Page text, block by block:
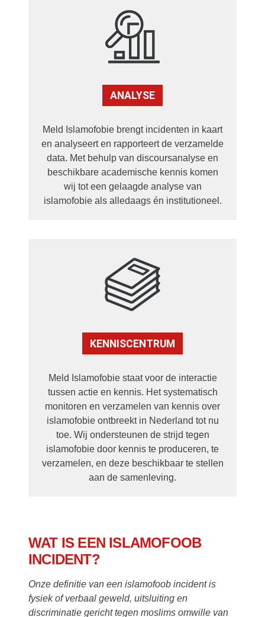
ANALYSE
Meld Islamofobie brengt incidenten in kaart
en analyseert en rapporteert de verzamelde
data. Met behulp van discoursanalyse en
beschikbare academische kennis komen
wij tot een gelaagde analyse van
islamofobie als alledaags én institutioneel.
KENNISCENTRUM
Meld Islamofobie staat voor de interactie
tussen actie en kennis. Het systematisch
monitoren en verzamelen van kennis over
islamofobie ontbreekt in Nederland tot nu
toe. Wij ondersteunen de strijd tegen
islamofobie door kennis te produceren, te
verzamelen, en deze beschikbaar te stellen
aan de samenleving.
WAT IS EEN ISLAMOFOOB
INCIDENT?
Onze definitie van een islamofoob incident is
fysiek of verbaal geweld, uitsluiting en
discriminatie gericht tegen moslims omwille van